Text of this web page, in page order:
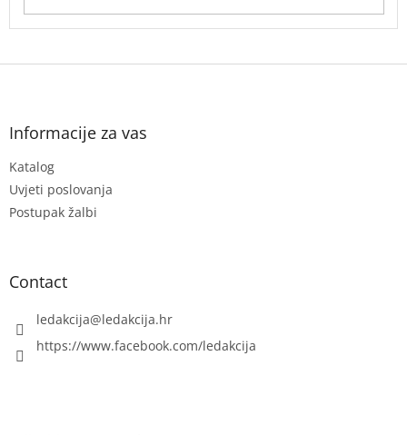
F
Informacije za vas
Katalog
Uvjeti poslovanja
Postupak žalbi
Contact
ledakcija@ledakcija.hr
https://www.facebook.com/ledakcija